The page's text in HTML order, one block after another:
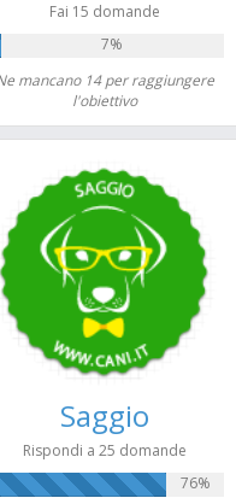
Fai 15 domande
7%
mancano 14 per raggiungere
l'obiettivo
Saggio
Rispondi a 25 domande
76%